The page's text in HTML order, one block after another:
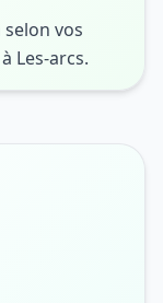
vos
Les-arcs.